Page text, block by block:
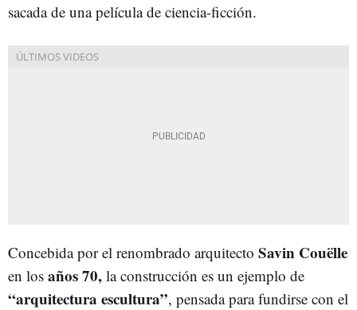
sacada de una película de ciencia-ficción.
Concebida por el renombrado arquitecto Savin Couëlle
en los años 70, la construcción es un ejemplo de
“arquitectura escultura”, pensada para fundirse con el